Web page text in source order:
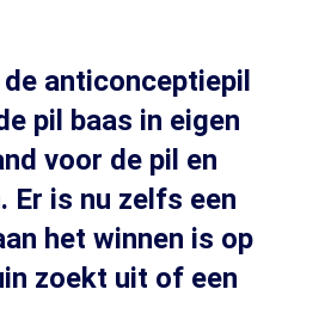
anticonceptiepil
pil baas in eigen
voor de pil en
Er is nu zelfs een
het winnen is op
zoekt uit of een